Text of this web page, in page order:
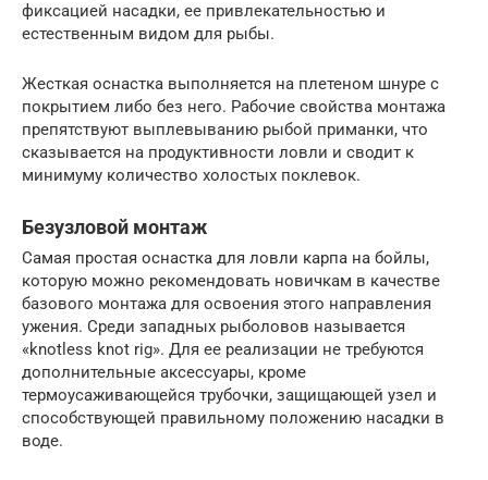
фиксацией насадки, ее привлекательностью и
естественным видом для рыбы.
Жесткая оснастка выполняется на плетеном шнуре с
покрытием либо без него. Рабочие свойства монтажа
препятствуют выплевыванию рыбой приманки, что
сказывается на продуктивности ловли и сводит к
минимуму количество холостых поклевок.
Безузловой монтаж
Самая простая оснастка для ловли карпа на бойлы,
которую можно рекомендовать новичкам в качестве
базового монтажа для освоения этого направления
ужения. Среди западных рыболовов называется
«knotless knot rig». Для ее реализации не требуются
дополнительные аксессуары, кроме
термоусаживающейся трубочки, защищающей узел и
способствующей правильному положению насадки в
воде.